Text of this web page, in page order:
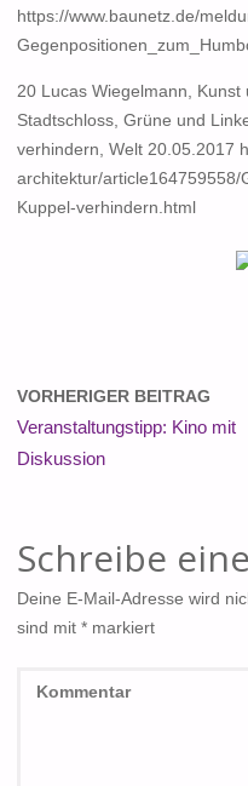
https://www.baunetz.de/
20 Lucas Wiegelmann, Kunst
Stadtschloss, Grüne und
verhindern, Welt 20.05.2017
architektur/
Kuppel-verhindern.html
VORHERIGER BEITRAG
Veranstaltungstipp: Kino mit
Diskussion
Schreibe
Deine E-Mail-Adresse wird
sind mit *markiert